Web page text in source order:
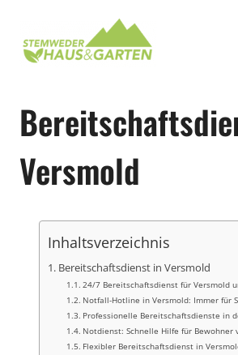
springen
Versmold
Inhaltsverzeichnis
Bereitschaftsdienst in Versmold
24/7 Bereitschaftsdienst für Versmold
Notfall-Hotline in Versmold: Immer für
Professionelle Bereitschaftsdienste in
Notdienst: Schnelle Hilfe für Bewohner
Flexibler Bereitschaftsdienst in